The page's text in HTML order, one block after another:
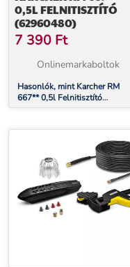
0,5L FELNITISZTÍTÓ
(62960480)
7 390 Ft
Onlinemarkaboltok
Hasonlók, mint Karcher RM
667** 0,5l Felnitisztító
(62960480)